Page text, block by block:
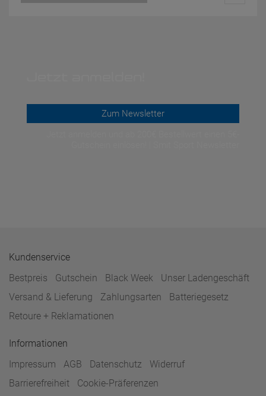
Zum Newsletter
Kundenservice
Bestpreis
Gutschein Black Week
Unser Ladengeschäft
Versand & Lieferung
Zahlungsarten
Batteriegesetz
Retoure + Reklamationen
Informationen
Impressum
AGB Datenschutz
Widerruf
Barrierefreiheit
Cookie-Präferenzen